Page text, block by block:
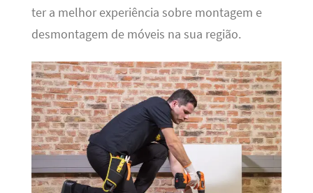
ter a melhor experiência sobre montagem e
desmontagem de móveis na sua região.